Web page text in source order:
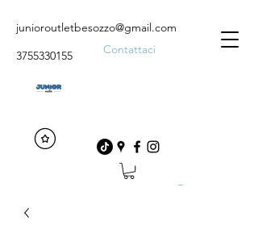
junioroutletbesozzo@gmail.com
Contattaci
3755330155